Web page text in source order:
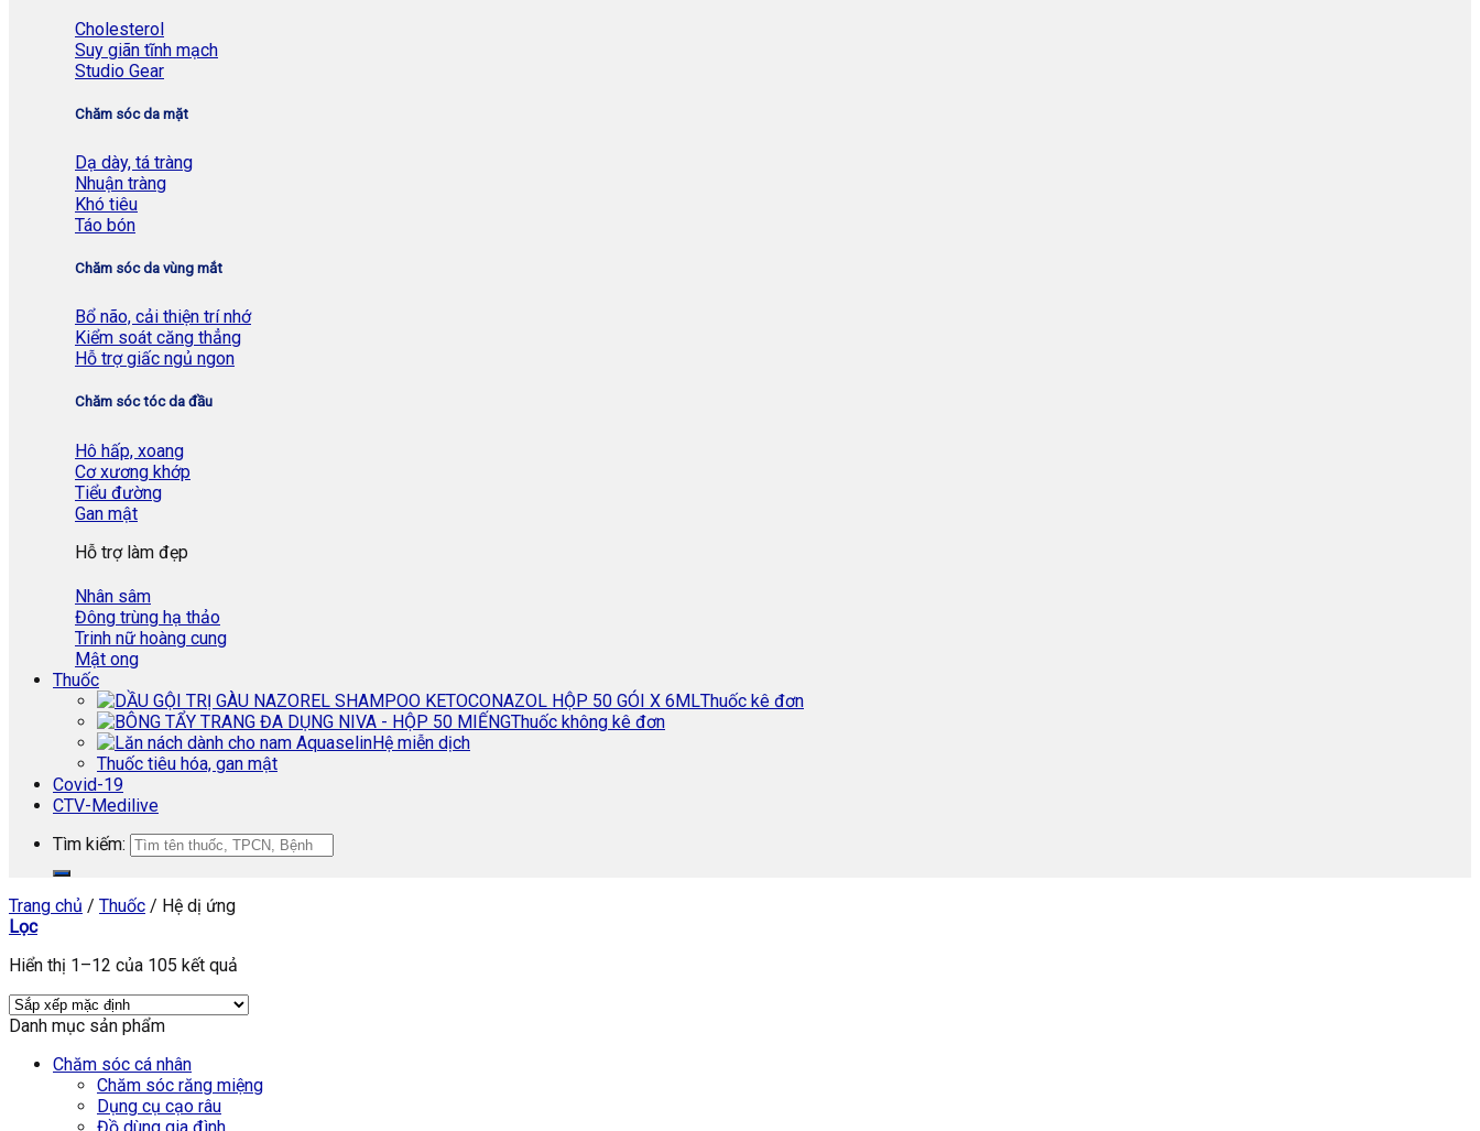
Cholesterol
Suy giãn tĩnh mạch
Studio Gear
Chăm sóc da mặt
Dạ dày, tá tràng
Nhuận tràng
Khó tiêu
Táo bón
Chăm sóc da vùng mắt
Bổ não, cải thiện trí nhớ
Kiểm soát căng thẳng
Hỗ trợ giấc ngủ ngon
Chăm sóc tóc da đầu
Hô hấp, xoang
Cơ xương khớp
Tiểu đường
Gan mật
Hỗ trợ làm đẹp
Nhân sâm
Đông trùng hạ thảo
Trinh nữ hoàng cung
Mật ong
Thuốc
Thuốc kê đơn
Thuốc không kê đơn
Hệ miễn dịch
Thuốc tiêu hóa, gan mật
Covid-19
CTV-Medilive
Tìm kiếm:
Trang chủ / Thuốc / Hệ dị ứng
Lọc
Hiển thị 1–12 của 105 kết quả
Danh mục sản phẩm
Chăm sóc cá nhân
Chăm sóc răng miệng
Dụng cụ cạo râu
Đồ dùng gia đình